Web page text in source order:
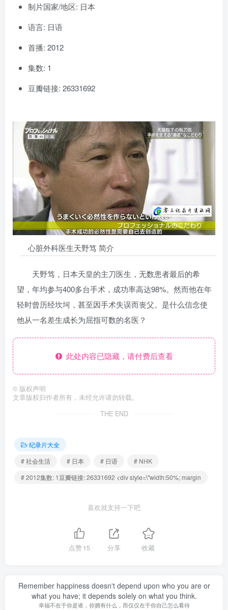
制片国家/地区: 日本
语言: 日语
首播: 2012
集数: 1
豆瓣链接: 26331692
心脏外科医生天野笃 简介
天野笃，日本天皇的主刀医生，无数患者最后的希
望，年均参与400多台手术，成功率高达98%。然而他在年
轻时曾历经坎坷，甚至因手术失误而丧父。是什么信念使
他从一名差生成长为屈指可数的名医？
此处内容已隐藏，请付费后查看
© 版权声明
文章版权归作者所有，未经允许请勿转载。
THE END
纪录片大全
# 社会生活
# 日本 # 日语
# NHK
# 2012集数: 1豆瓣链接: 26331692 <div style=\"width:50%; margin
喜欢就支持一下吧
点赞15 分享 收藏
Remember happiness doesn't depend upon who you are or
what you have; it depends solely on what you think.
幸福不在于你是谁，你拥有什么，而仅仅在于你自己怎么看待